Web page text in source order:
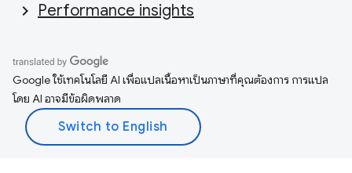
Performance insights
Google ใช้เทคโนโลยี AI เพื่อแปลเนื้อหาเป็นภาษาที่คุณต้องการ การแปล
โดย AI อาจมีข้อผิดพลาด